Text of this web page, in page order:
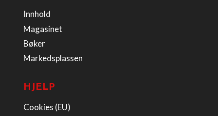
Innhold
Magasinet
Bøker
Markedsplassen
HJELP
Cookies (EU)